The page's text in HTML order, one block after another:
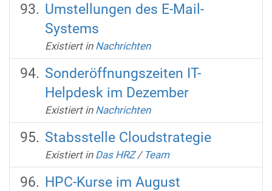
Umstellungen des E-Mail-
Systems
Existiert in Nachrichten
Sonderöffnungszeiten IT-
Helpdesk im Dezember
Existiert in Nachrichten
Stabsstelle Cloudstrategie
Existiert in Das HRZ / Team
HPC-Kurse im August